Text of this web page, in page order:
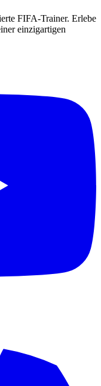
FIFA-Trainer. Erlebe
einzigartigen